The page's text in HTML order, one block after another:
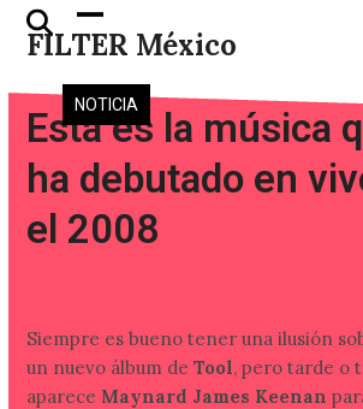
Skip
FILTER México
Open
mobile
menu
Close
mobile
menu
NOTICIA
Esta es la música
ha debutado en
el 2008
Siempre es bueno tener una ilusión
un nuevo álbum deTool, pero tarde o
aparece Maynard James Keenan